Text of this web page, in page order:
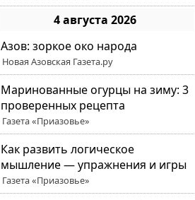
4 августа 2026
Азов: зоркое око народа
Новая Азовская Газета.ру
Маринованные огурцы на зиму: 3
проверенных рецепта
Газета «Приазовье»
Как развить логическое
мышление — упражнения и игры
Газета «Приазовье»